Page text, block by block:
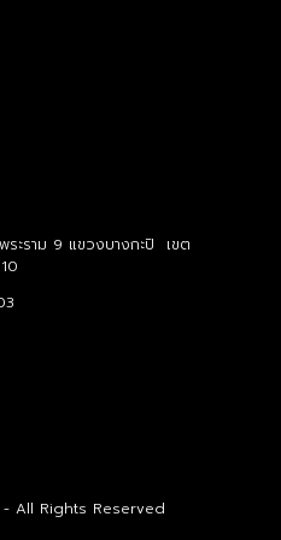
ะราม 9 แขวงบางกะปิ เขต
- All Rights Reserved